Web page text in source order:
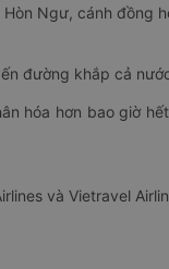
Ngư, cánh đồng
đường khắp cả
hóa hơn bao giờ
và Vietravel